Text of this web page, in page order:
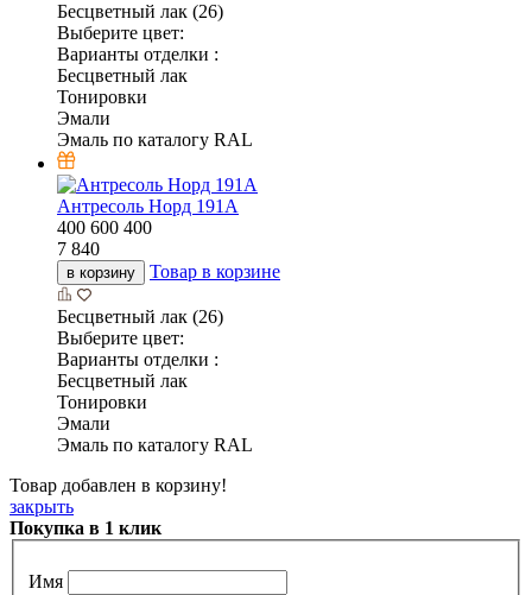
Бесцветный лак (26)
Выберите цвет:
Варианты отделки :
Бесцветный лак
Тонировки
Эмали
Эмаль по каталогу RAL
Антресоль Норд 191А
400 600 400
7 840
в корзину Товар в корзине
Бесцветный лак (26)
Выберите цвет:
Варианты отделки :
Бесцветный лак
Тонировки
Эмали
Эмаль по каталогу RAL
Товар добавлен в корзину!
закрыть
Покупка в 1 клик
Имя